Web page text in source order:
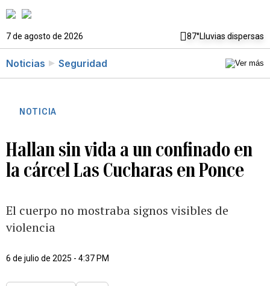
7 de agosto de 2026 87°Lluvias dispersas
Noticias Seguridad
NOTICIA
Hallan sin vida a un confinado en
la cárcel Las Cucharas en Ponce
El cuerpo no mostraba signos visibles de
violencia
6 de julio de 2025 - 4:37 PM